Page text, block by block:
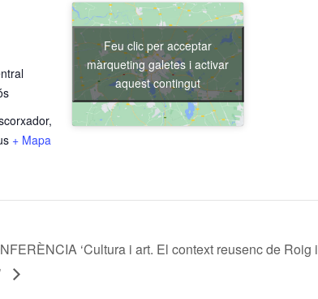
+ Mapa
Feu clic per acceptar
màrqueting galetes i activar
aquest contingut
‘Cultura i art. El context reusenc de Roig i